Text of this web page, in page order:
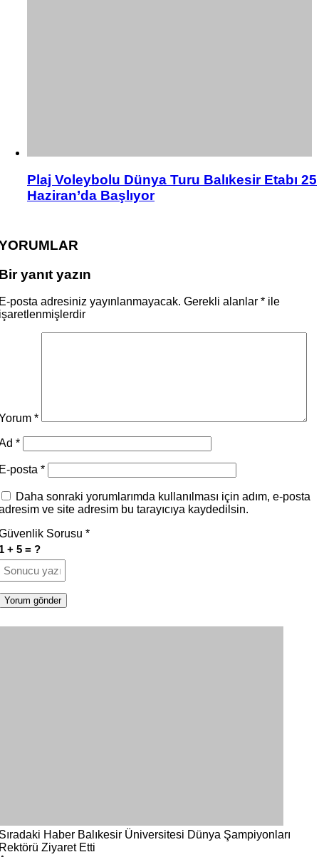
Plaj Voleybolu Dünya Turu Balıkesir Etabı 25
Haziran’da Başlıyor
yanıt yazın
posta adresiniz yayınlanmayacak. Gerekli alanlar * ile
*
*
posta *
Daha sonraki yorumlarımda kullanılması için adım, e-posta
ve site adresim bu tarayıcıya kaydedilsin.
Sorusu *
+ 5 = ?
Haber Balıkesir Üniversitesi Dünya Şampiyonları
Ziyaret Etti